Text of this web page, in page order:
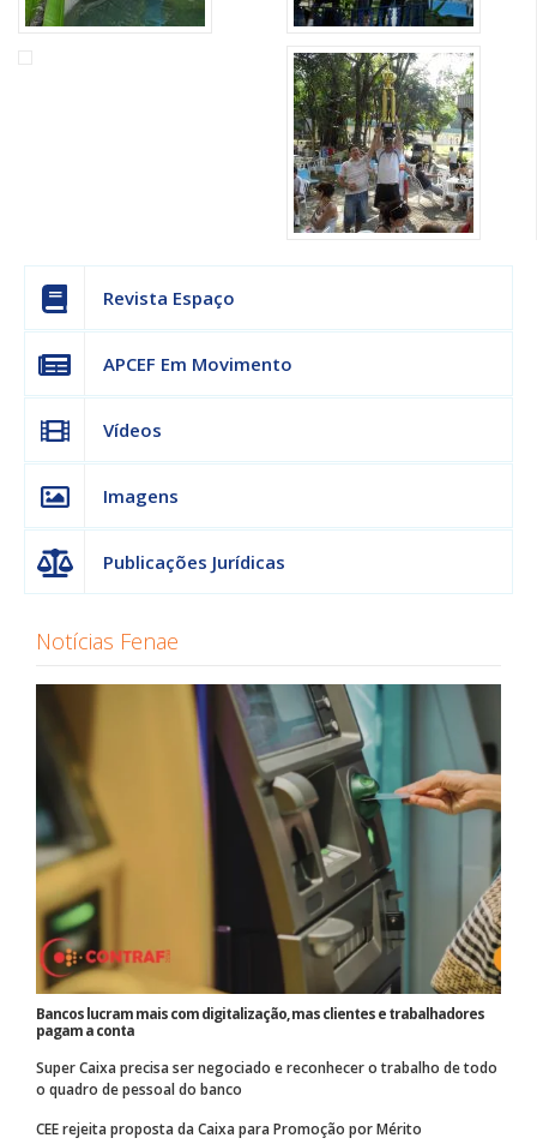
Revista Espaço
APCEF Em Movimento
Vídeos
Imagens
Publicações Jurídicas
Notícias Fenae
Bancos lucram mais com digitalização, mas clientes e trabalhadores
pagam a conta
Super Caixa precisa ser negociado e reconhecer o trabalho de todo
o quadro de pessoal do banco
CEE rejeita proposta da Caixa para Promoção por Mérito